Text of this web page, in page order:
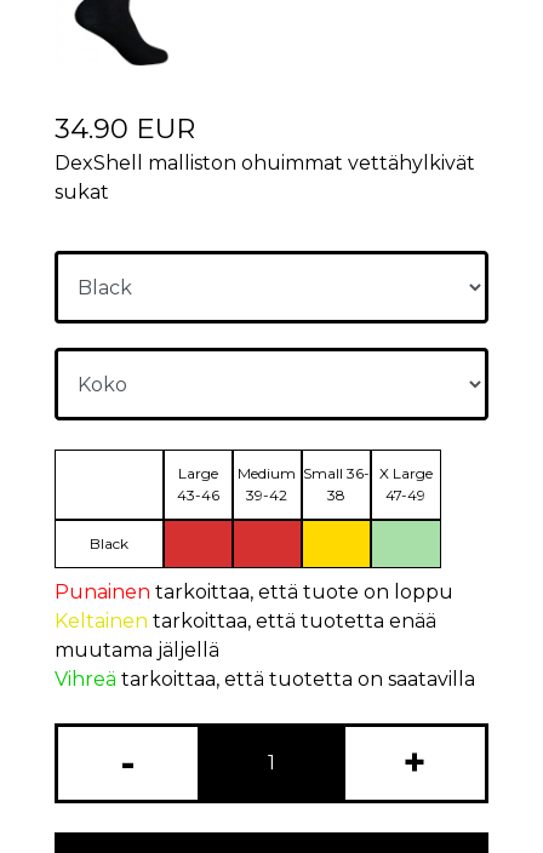
34.90 EUR
DexShell malliston ohuimmat vettähylkivät
sukat
Large
43-46
Medium
39-42
Small 36-
38
X Large
47-49
Black
Punainen tarkoittaa, että tuote on loppu
Keltainen tarkoittaa, että tuotetta enää
muutama jäljellä
Vihreä tarkoittaa, että tuotetta on saatavilla
- +